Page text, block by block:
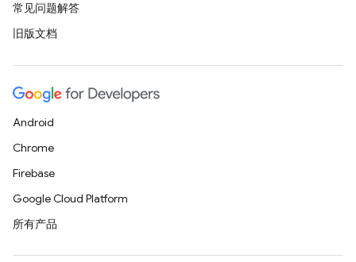
常见问题解答
旧版文档
Android
Chrome
Firebase
Google Cloud Platform
所有产品